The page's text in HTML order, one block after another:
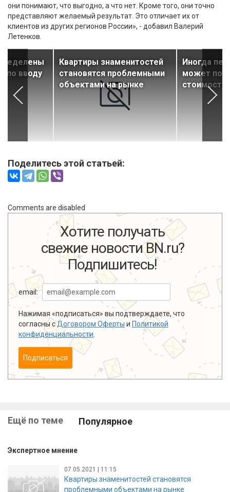
они понимают, что выгодно, а что нет. Кроме того, они точно
представляют желаемый результат. Это отличает их от
клиентов из других регионов России», - добавил Валерий
Летенков.
по вводу
Квартиры знаменитостей
становятся проблемными
объектами на рынке
Иногда
может
стоимость
Поделитесь этой статьей:
Comments are disabled
Хотите получать
свежие новости BN.ru?
Подпишитесь!
email:
Нажимая «подписаться» вы подтверждаете, что
согласны сДоговором Оферты и Политикой
конфиденциальности
Подписаться
Ещё по теме Популярное
Экспертное мнение
07.05.2021 | 11:15
Квартиры знаменитостей становятся
проблемными объектами на рынке